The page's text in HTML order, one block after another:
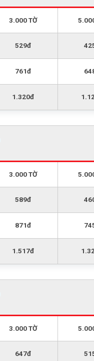
3.000 TỜ
529đ
761đ
1.320đ
3.000 TỜ
589đ
871đ
1.517đ
3.000 TỜ
647đ